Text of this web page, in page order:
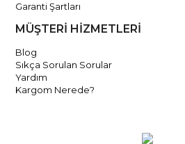
Garanti Şartları
MÜŞTERİ HİZMETLERİ
Blog
Sıkça Sorulan Sorular
Yardım
Kargom Nerede?